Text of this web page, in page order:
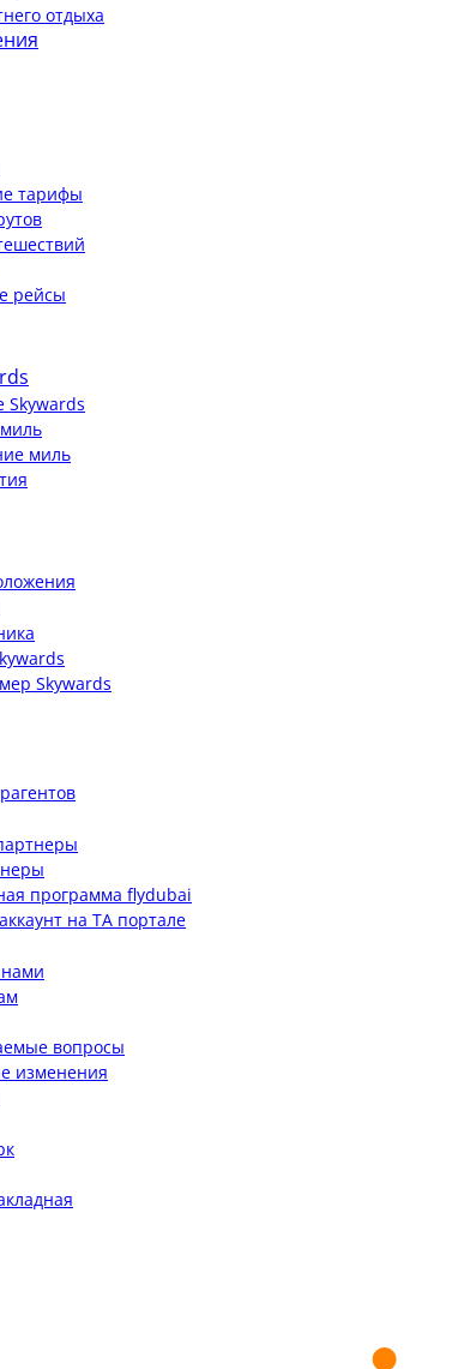
отдыха
тарифы
рейсы
Skywards
миль
Skywards
программа flydubai
на TA портале
вопросы
изменения